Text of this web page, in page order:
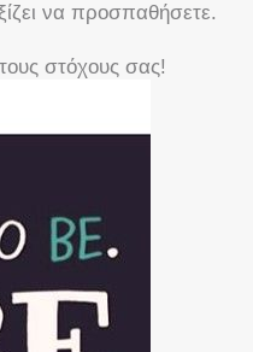
να προσπαθήσετε.
στόχους σας!